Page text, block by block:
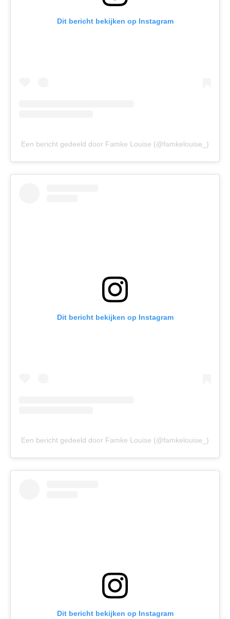
Dit bericht bekijken op Instagram
Een bericht gedeeld door Famke Louise (@famkelouise_)
Dit bericht bekijken op Instagram
Een bericht gedeeld door Famke Louise (@famkelouise_)
Dit bericht bekijken op Instagram